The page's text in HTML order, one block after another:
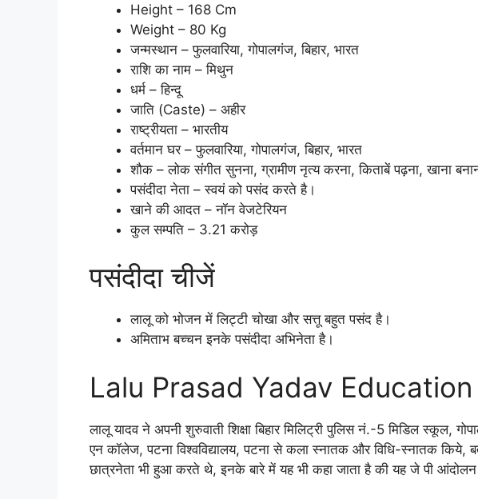
Height – 168 Cm
Weight – 80 Kg
जन्मस्थान – फुलवारिया, गोपालगंज, बिहार, भारत
राशि का नाम – मिथुन
धर्म – हिन्दू
जाति (Caste) – अहीर
राष्ट्रीयता – भारतीय
वर्तमान घर – फुलवारिया, गोपालगंज, बिहार, भारत
शौक – लोक संगीत सुनना, ग्रामीण नृत्य करना, किताबें पढ़ना, खाना
पसंदीदा नेता – स्वयं को पसंद करते है।
खाने की आदत – नॉन वेजटेरियन
कुल सम्पति – 3.21 करोड़
पसंदीदा चीजें
लालू को भोजन में लिट्टी चोखा और सत्तू बहुत पसंद है।
अमिताभ बच्चन इनके पसंदीदा अभिनेता है।
Lalu Prasad Yadav Education
लालू यादव ने अपनी शुरुवाती शिक्षा बिहार मिलिट्री पुलिस नं.-5 मिडिल स्कूल,
एन कॉलेज, पटना विश्वविद्यालय, पटना से कला स्नातक और विधि-स्नातक किये,
छात्रनेता भी हुआ करते थे, इनके बारे में यह भी कहा जाता है की यह जे पी